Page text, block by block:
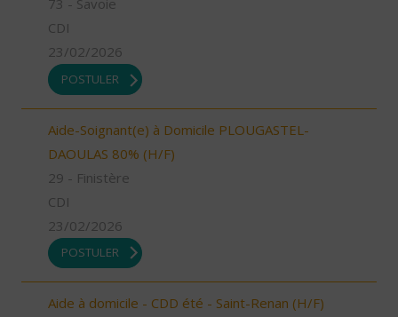
73 - Savoie
CDI
23/02/2026
POSTULER
Aide-Soignant(e) à Domicile PLOUGASTEL-
DAOULAS 80% (H/F)
29 - Finistère
CDI
23/02/2026
POSTULER
Aide à domicile - CDD été - Saint-Renan (H/F)